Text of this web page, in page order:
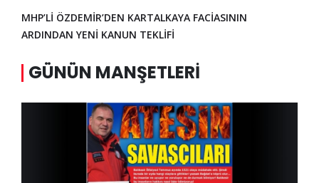
MHP’Lİ ÖZDEMİR’DEN KARTALKAYA FACİASININ
ARDINDAN YENİ KANUN TEKLİFİ
GÜNÜN MANŞETLERI